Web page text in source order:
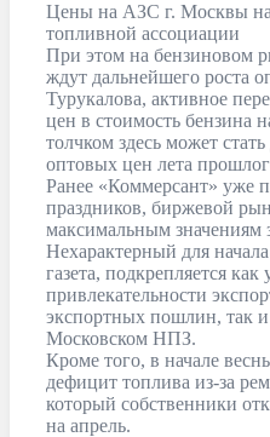
Цены на АЗС г. Москвы
топливной ассоциации
При этом на бензиновом
ждут дальнейшего роста
Турукалова, активное
цен в стоимость бензина
толчком здесь может
оптовых цен лета
Ранее «Коммерсант» уже
праздников, биржевой
максимальным значениям
Нехарактерный для
газета, подкрепляется
привлекательности
экспортных пошлин, так
Московском НПЗ.
Кроме того, в начале
дефицит топлива из-за
который собственники
на апрель.